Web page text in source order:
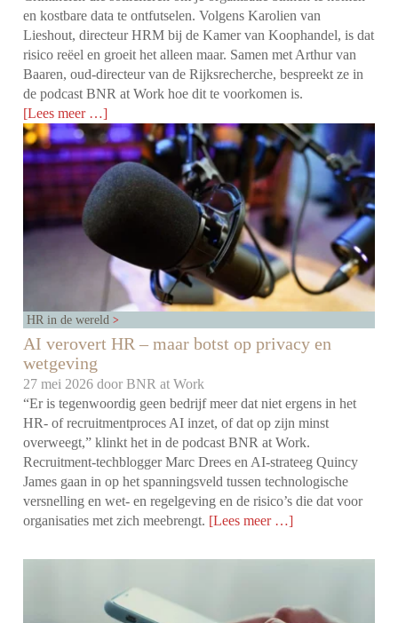
en kostbare data te ontfutselen. Volgens Karolien van
Lieshout, directeur HRM bij de Kamer van Koophandel, is dat
risico reëel en groeit het alleen maar. Samen met Arthur van
Baaren, oud-directeur van de Rijksrecherche, bespreekt ze in
de podcast BNR at Work hoe dit te voorkomen is.
[Lees meer …]
HR in de wereld
AI verovert HR – maar botst op privacy en
wetgeving
27 mei 2026 doorBNR at Work
“Er is tegenwoordig geen bedrijf meer dat niet ergens in het
HR- of recruitmentproces AI inzet, of dat op zijn minst
overweegt,” klinkt het in de podcast BNR at Work.
Recruitment-techblogger Marc Drees en AI-strateeg Quincy
James gaan in op het spanningsveld tussen technologische
versnelling en wet- en regelgeving en de risico’s die dat voor
organisaties met zich meebrengt. [Lees meer …]